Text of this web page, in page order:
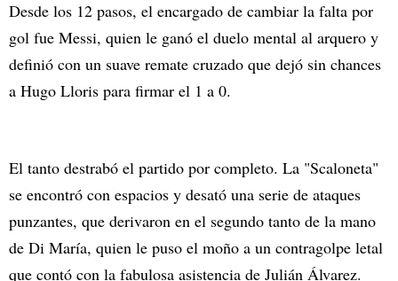
Desde los 12 pasos, el encargado de cambiar la falta por
gol fue Messi, quien le ganó el duelo mental al arquero y
definió con un suave remate cruzado que dejó sin chances
a Hugo Lloris para firmar el 1 a 0.
El tanto destrabó el partido por completo. La "Scaloneta"
se encontró con espacios y desató una serie de ataques
punzantes, que derivaron en el segundo tanto de la mano
de Di María, quien le puso el moño a un contragolpe letal
que contó con la fabulosa asistencia de Julián Álvarez.